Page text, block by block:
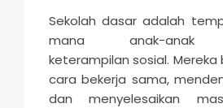
Sekolah dasar adalah
mana anak-anak
keterampilan sosial.
cara bekerja sama,
dan menyelesaikan